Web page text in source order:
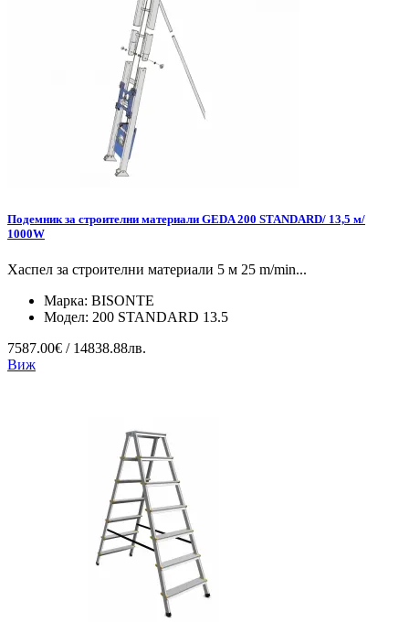
Подемник за строителни материали GEDA 200 STANDARD/ 13,5 м/
1000W
Хаспел за строителни материали 5 м 25 m/min...
Марка: BISONTE
Модел: 200 STANDARD 13.5
7587.00€ / 14838.88лв.
Виж